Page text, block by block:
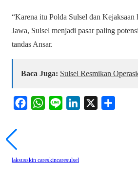
“Karena itu Polda Sulsel dan
Jawa, Sulsel menjadi pasar paling
tandas Ansar.
Baca Juga: Sulsel Resmikan
b
W
s
laksusskin careskincaresulsel